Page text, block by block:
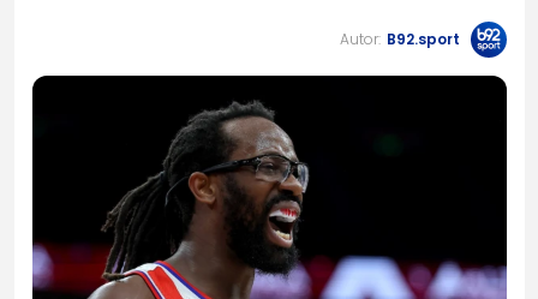
Autor: B92.sport